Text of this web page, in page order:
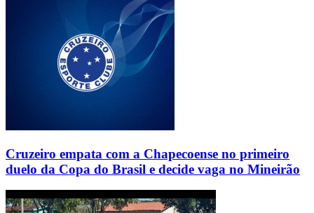
Cruzeiro empata com a Chapecoense no primeiro
duelo da Copa do Brasil e decide vaga no Mineirão